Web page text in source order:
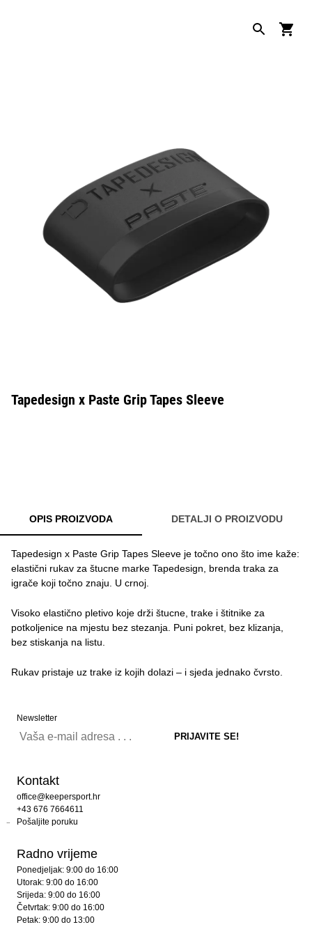
Tapedesign x Paste Grip Tapes Sleeve
OPIS PROIZVODA DETALJI O PROIZVODU
Tapedesign x Paste Grip Tapes Sleeve je točno ono što ime kaže:
elastični rukav za štucne marke Tapedesign, brenda traka za
igrače koji točno znaju. U crnoj.
Visoko elastično pletivo koje drži štucne, trake i štitnike za
potkoljenice na mjestu bez stezanja. Puni pokret, bez klizanja,
bez stiskanja na listu.
Rukav pristaje uz trake iz kojih dolazi – i sjeda jednako čvrsto.
Newsletter
Kontakt
office@keepersport.hr
+43 676 7664611
Pošaljite poruku
Radno vrijeme
Ponedjeljak: 9:00 do 16:00
Utorak: 9:00 do 16:00
Srijeda: 9:00 do 16:00
Četvrtak: 9:00 do 16:00
Petak: 9:00 do 13:00